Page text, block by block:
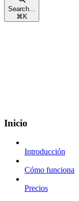
Search...
⌘ K
Inicio
Introducción
Cómo funciona
Precios